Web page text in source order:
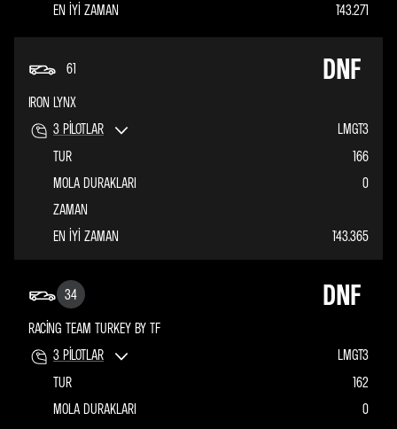
1'43.271
EN IYI ZAMAN
DNF
61
3 PILOTLAR
IRON LYNX
LMGT3
166
0
1'43.365
TUR
MOLA DURAKLARI
ZAMAN
EN IYI ZAMAN
DNF
34
3 PILOTLAR
RACING TEAM TURKEY BY TF
LMGT3
162
0
TUR
MOLA DURAKLARI